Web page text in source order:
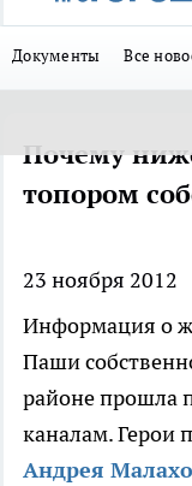
Документы Все
Почему
топором
23 ноября 2012
Информация о
Паши
районе прошла
каналам. Герои
Андрея